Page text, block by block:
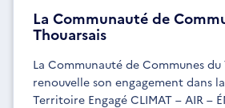
La Communauté de
Thouarsais
La Communauté de Communes du
renouvelle son engagement dans
Territoire Engagé CLIMAT – AIR –